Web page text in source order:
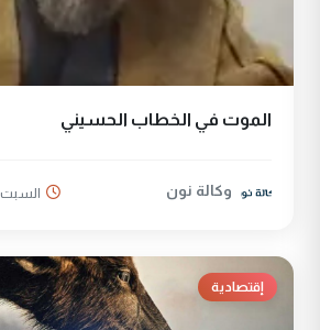
الموت‌ في‌ الخطاب الحسيني
وكالة نون السبت 12 تموز 2025
إقتصادية